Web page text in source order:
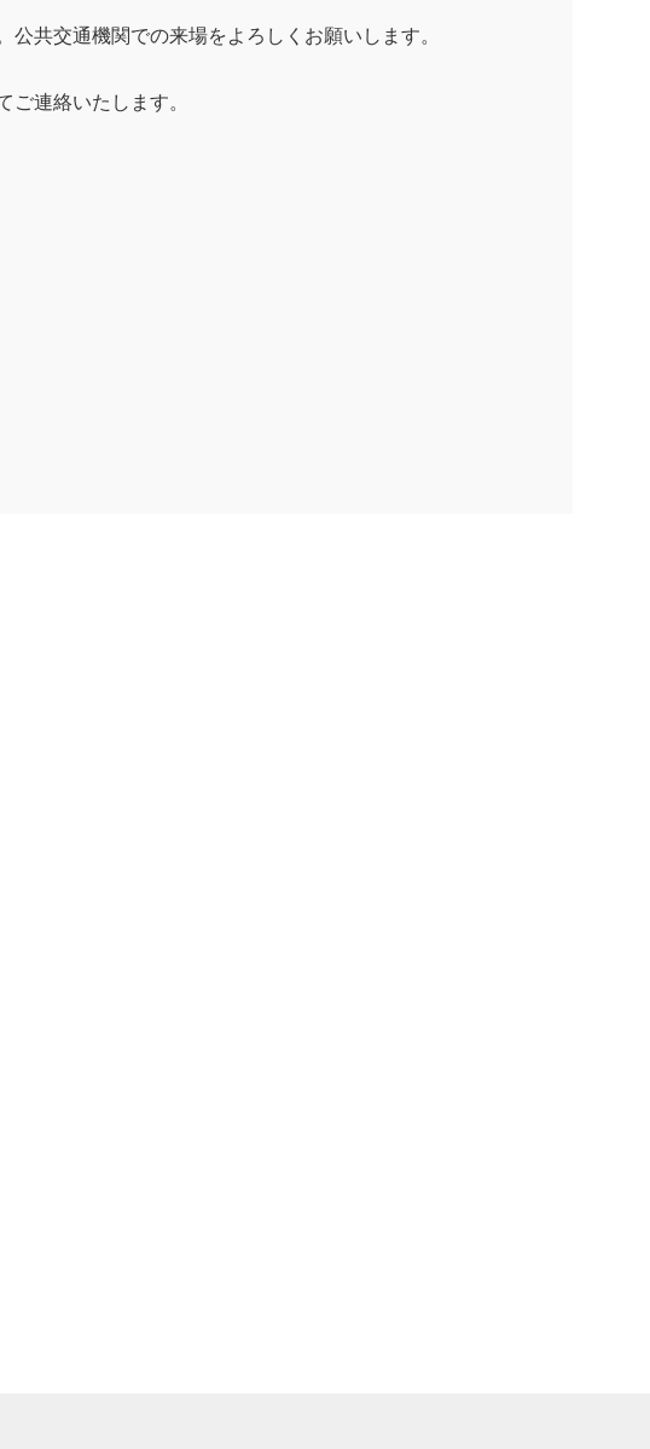
公共交通機関での来場をよろしくお願いします。
絡いたします。